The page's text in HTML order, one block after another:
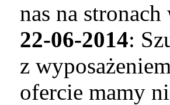
nas na
22-06-2014:
z
ofercie mamy